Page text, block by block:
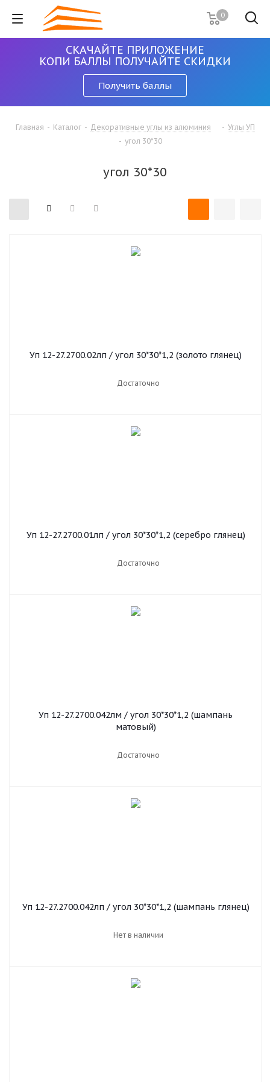
0
СКАЧАЙТЕ ПРИЛОЖЕНИЕ
КОПИ БАЛЛЫ ПОЛУЧАЙТЕ СКИДКИ
Получить баллы
Главная - Каталог - Декоративные углы из алюминия - Углы УП
- угол 30*30
угол 30*30
Уп 12-27.2700.02лп / угол 30*30*1,2 (золото глянец)
Достаточно
Уп 12-27.2700.01лп / угол 30*30*1,2 (серебро глянец)
Достаточно
Уп 12-27.2700.042лм / угол 30*30*1,2 (шампань
матовый)
Достаточно
Уп 12-27.2700.042лп / угол 30*30*1,2 (шампань глянец)
Нет в наличии